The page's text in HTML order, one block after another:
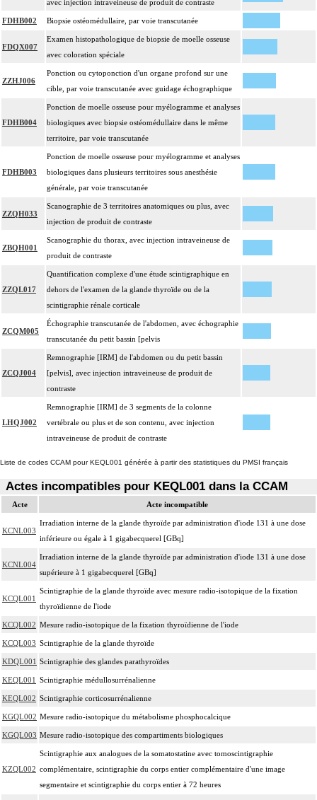
avec injection intraveineuse de produit de contraste
FDHB002 Biopsie ostéomédullaire, par voie transcutanée
FDQX007
Examen histopathologique de biopsie de moelle osseuse
avec coloration spéciale
ZZHJ006
Ponction ou cytoponction d'un organe profond sur une
cible, par voie transcutanée avec guidage échographique
FDHB004
Ponction de moelle osseuse pour myélogramme et analyses
biologiques avec biopsie ostéomédullaire dans le même
territoire, par voie transcutanée
FDHB003
Ponction de moelle osseuse pour myélogramme et analyses
biologiques dans plusieurs territoires sous anesthésie
générale, par voie transcutanée
ZZQH033
Scanographie de 3 territoires anatomiques ou plus, avec
injection de produit de contraste
ZBQH001
Scanographie du thorax, avec injection intraveineuse de
produit de contraste
ZZQL017
Quantification complexe d'une étude scintigraphique en
dehors de l'examen de la glande thyroïde ou de la
scintigraphie rénale corticale
ZCQM005
Échographie transcutanée de l'abdomen, avec échographie
transcutanée du petit bassin [pelvis
ZCQJ004
Remnographie [IRM] de l'abdomen ou du petit bassin
[pelvis], avec injection intraveineuse de produit de
contraste
LHQJ002
Remnographie [IRM] de 3 segments de la colonne
vertébrale ou plus et de son contenu, avec injection
intraveineuse de produit de contraste
Liste de codes CCAM pour KEQL001 générée à partir des statistiques du PMSI français
Actes incompatibles pour KEQL001 dans la CCAM
Acte Acte incompatible
KCNL003
Irradiation interne de la glande thyroïde par administration d'iode 131 à une dose
inférieure ou égale à 1 gigabecquerel [GBq]
KCNL004
Irradiation interne de la glande thyroïde par administration d'iode 131 à une dose
supérieure à 1 gigabecquerel [GBq]
KCQL001
Scintigraphie de la glande thyroïde avec mesure radio-isotopique de la fixation
thyroïdienne de l'iode
KCQL002 Mesure radio-isotopique de la fixation thyroïdienne de l'iode
KCQL003 Scintigraphie de la glande thyroïde
KDQL001 Scintigraphie des glandes parathyroïdes
KEQL001 Scintigraphie médullosurrénalienne
KEQL002 Scintigraphie corticosurrénalienne
KGQL002 Mesure radio-isotopique du métabolisme phosphocalcique
KGQL003 Mesure radio-isotopique des compartiments biologiques
KZQL002
Scintigraphie aux analogues de la somatostatine avec tomoscintigraphie
complémentaire, scintigraphie du corps entier complémentaire d'une image
segmentaire et scintigraphie du corps entier à 72 heures